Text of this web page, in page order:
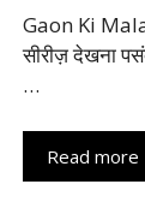
Gaon Ki
सीरीज़ देखना
…
Read more